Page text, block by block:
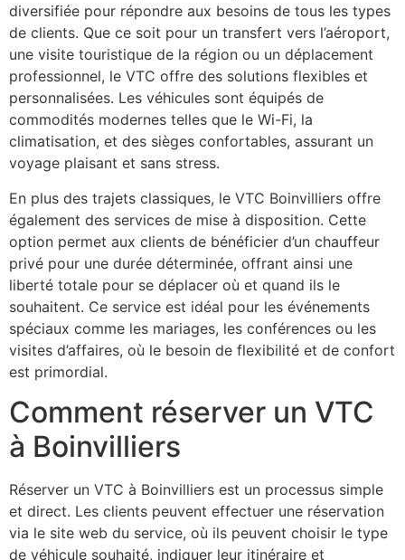
diversifiée pour répondre aux besoins de tous les types
de clients. Que ce soit pour un transfert vers l’aéroport,
une visite touristique de la région ou un déplacement
professionnel, le VTC offre des solutions flexibles et
personnalisées. Les véhicules sont équipés de
commodités modernes telles que le Wi-Fi, la
climatisation, et des sièges confortables, assurant un
voyage plaisant et sans stress.
En plus des trajets classiques, le VTC Boinvilliers offre
également des services de mise à disposition. Cette
option permet aux clients de bénéficier d’un chauffeur
privé pour une durée déterminée, offrant ainsi une
liberté totale pour se déplacer où et quand ils le
souhaitent. Ce service est idéal pour les événements
spéciaux comme les mariages, les conférences ou les
visites d’affaires, où le besoin de flexibilité et de confort
est primordial.
Comment réserver un VTC
à Boinvilliers
Réserver un VTC à Boinvilliers est un processus simple
et direct. Les clients peuvent effectuer une réservation
via le site web du service, où ils peuvent choisir le type
de véhicule souhaité, indiquer leur itinéraire et